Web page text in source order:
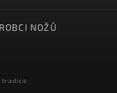
NOŽŮ
tradice